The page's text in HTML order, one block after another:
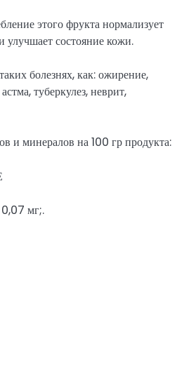
этого фрукта нормализует
улучшает состояние кожи.
болезнях, как: ожирение,
туберкулез, неврит,
и минералов на 100 гр продукта:
мг;.